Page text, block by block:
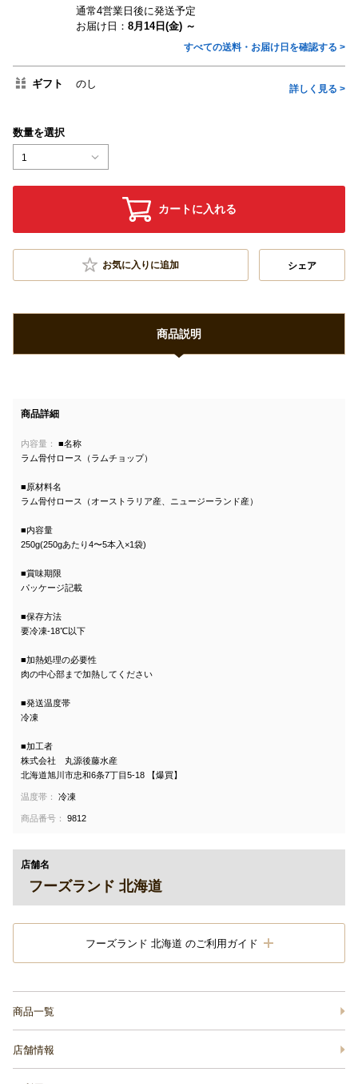
通常4営業日後に発送予定
お届け日： 8月14日(金) ～
すべての送料・お届け日を確認する >
ギフト のし 詳しく見る >
数量を選択
1
カートに入れる
お気に入りに追加 シェア
商品説明
商品詳細
内容量：
■名称
ラム骨付ロース（ラムチョップ）
■原材料名
ラム骨付ロース（オーストラリア産、ニュージーランド産）
■内容量
250g(250gあたり4〜5本入×1袋)
■賞味期限
パッケージ記載
■保存方法
要冷凍-18℃以下
■加熱処理の必要性
肉の中心部まで加熱してください
■発送温度帯
冷凍
■加工者
株式会社 丸源後藤水産
北海道旭川市忠和6条7丁目5-18 【爆買】
温度帯： 冷凍
商品番号： 9812
店舗名
フーズランド 北海道
フーズランド 北海道 のご利用ガイド
商品一覧
店舗情報